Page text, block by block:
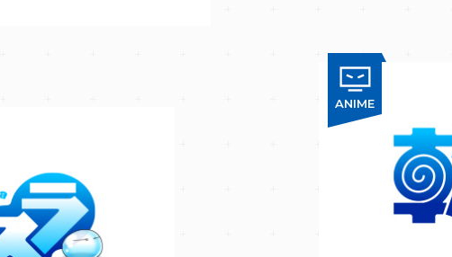
ANIME